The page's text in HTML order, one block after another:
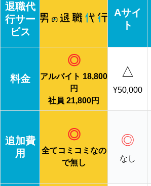
退職代
行サー
ビス
Aサイ
ト
料金
◎
アルバイト 18,800
円
社員 21,800円
△
¥50,000
追加費
用
◎
全てコミコミなの
で無し
◎
なし